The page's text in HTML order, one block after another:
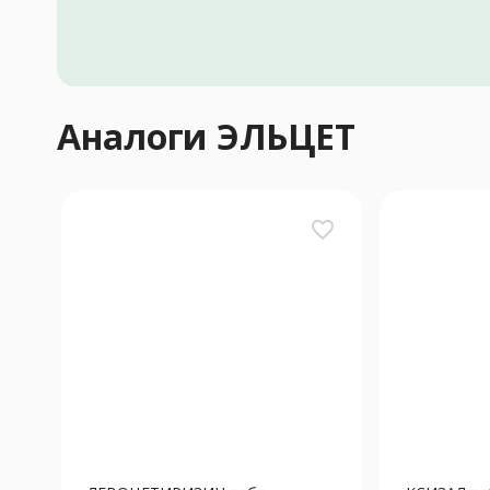
Аналоги ЭЛЬЦЕТ
favorite_border